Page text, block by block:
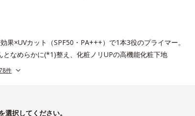
果×UVカット（SPF50・PA+++）で1本3役のプライマー。
となめらかに(*1)整え、化粧ノリUPの高機能化粧下地
件
選択してください。